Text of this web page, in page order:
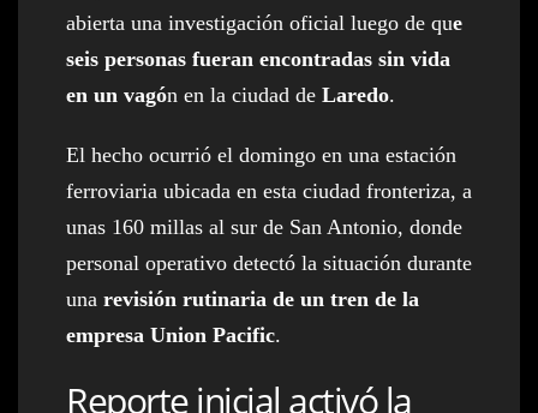
abierta una investigación oficial luego de que
seis personas fueran encontradas sin vida
en un vagón en la ciudad de Laredo.
El hecho ocurrió el domingo en una estación
ferroviaria ubicada en esta ciudad fronteriza, a
unas 160 millas al sur de San Antonio, donde
personal operativo detectó la situación durante
una revisión rutinaria de un tren de la
empresa Union Pacific.
Reporte inicial activó la